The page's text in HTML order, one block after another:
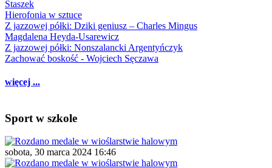
Staszek
Hierofonia w sztuce
Z jazzowej półki: Dziki geniusz – Charles Mingus
Magdalena Heyda-Usarewicz
Z jazzowej półki: Nonszalancki Argentyńczyk
Zachować boskość - Wojciech Sęczawa
więcej ...
Sport w szkole
sobota, 30 marca 2024 16:46